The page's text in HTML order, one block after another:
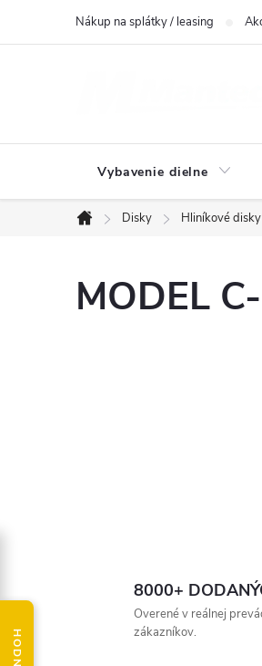
Nákup na splátky / leasing
Vybavenie dielne
Domov
Disky Hliníkové disky
MODEL
8000+
Overené v reálnej
zákazníkov.